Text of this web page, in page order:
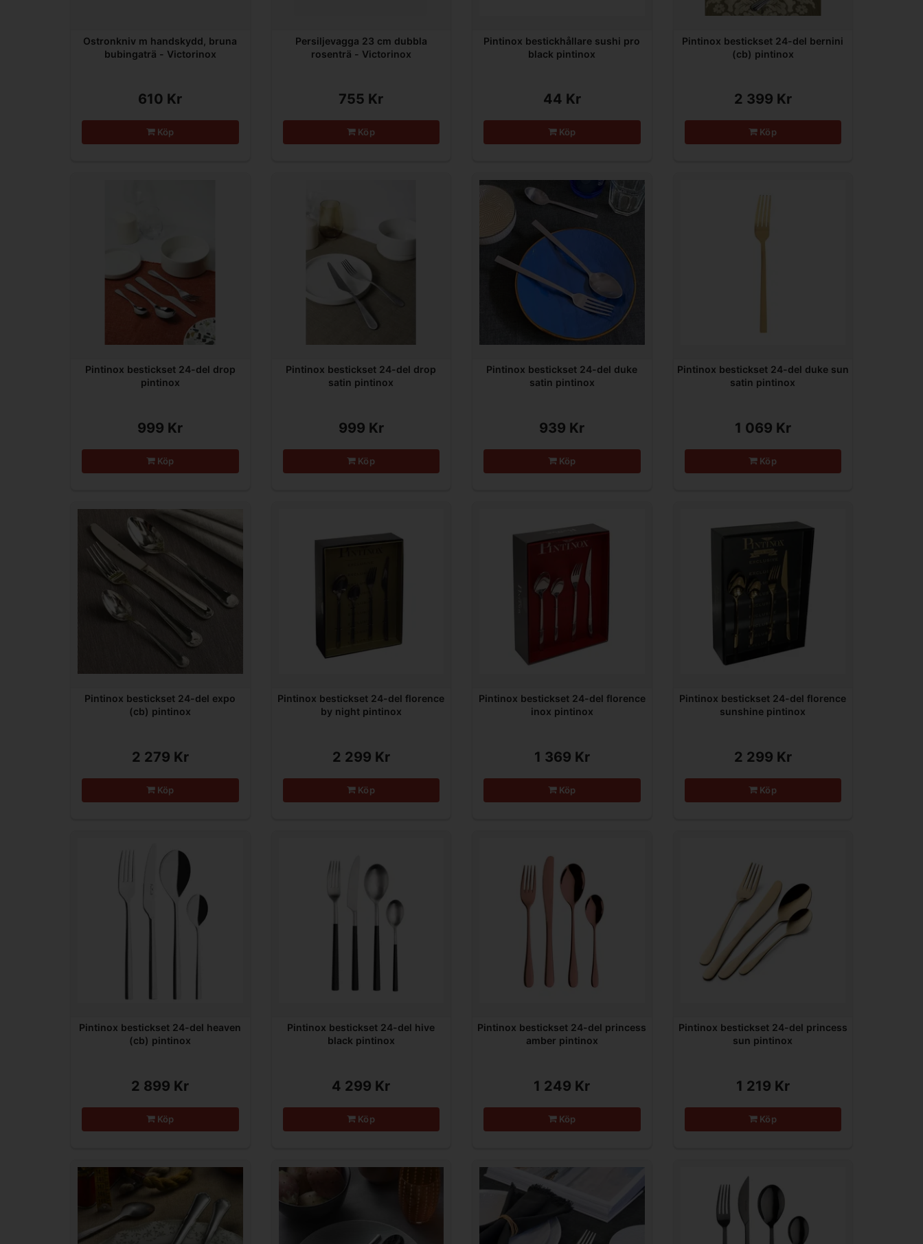
Ostronkniv m handskydd, bruna
bubingaträ - Victorinox
610 Kr
Köp
Persiljevagga 23 cm dubbla
rosenträ - Victorinox
755 Kr
Köp
Pintinox bestickhållare sushi pro
black pintinox
44 Kr
Köp
Pintinox bestickset 24-del bernini
(cb) pintinox
2 399 Kr
Köp
Pintinox bestickset 24-del drop
pintinox
999 Kr
Köp
Pintinox bestickset 24-del drop
satin pintinox
999 Kr
Köp
Pintinox bestickset 24-del duke
satin pintinox
939 Kr
Köp
Pintinox bestickset 24-del duke sun
satin pintinox
1 069 Kr
Köp
Pintinox bestickset 24-del expo
(cb) pintinox
2 279 Kr
Köp
Pintinox bestickset 24-del florence
by night pintinox
2 299 Kr
Köp
Pintinox bestickset 24-del florence
inox pintinox
1 369 Kr
Köp
Pintinox bestickset 24-del florence
sunshine pintinox
2 299 Kr
Köp
Pintinox bestickset 24-del heaven
(cb) pintinox
2 899 Kr
Köp
Pintinox bestickset 24-del hive
black pintinox
4 299 Kr
Köp
Pintinox bestickset 24-del princess
amber pintinox
1 249 Kr
Köp
Pintinox bestickset 24-del princess
sun pintinox
1 219 Kr
Köp